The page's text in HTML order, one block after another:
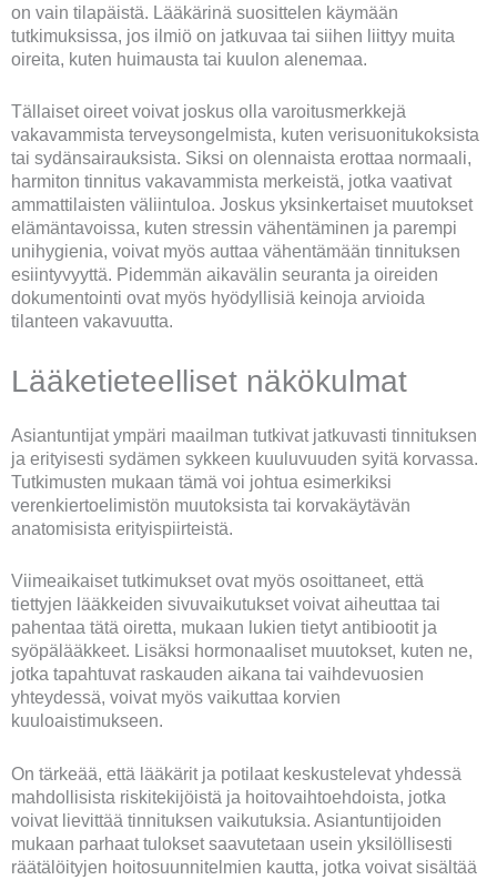
on vain tilapäistä. Lääkärinä suosittelen käymään
tutkimuksissa, jos ilmiö on jatkuvaa tai siihen liittyy muita
oireita, kuten huimausta tai kuulon alenemaa.
Tällaiset oireet voivat joskus olla varoitusmerkkejä
vakavammista terveysongelmista, kuten verisuonitukoksista
tai sydänsairauksista. Siksi on olennaista erottaa normaali,
harmiton tinnitus vakavammista merkeistä, jotka vaativat
ammattilaisten väliintuloa. Joskus yksinkertaiset muutokset
elämäntavoissa, kuten stressin vähentäminen ja parempi
unihygienia, voivat myös auttaa vähentämään tinnituksen
esiintyvyyttä. Pidemmän aikavälin seuranta ja oireiden
dokumentointi ovat myös hyödyllisiä keinoja arvioida
tilanteen vakavuutta.
Lääketieteelliset näkökulmat
Asiantuntijat ympäri maailman tutkivat jatkuvasti tinnituksen
ja erityisesti sydämen sykkeen kuuluvuuden syitä korvassa.
Tutkimusten mukaan tämä voi johtua esimerkiksi
verenkiertoelimistön muutoksista tai korvakäytävän
anatomisista erityispiirteistä.
Viimeaikaiset tutkimukset ovat myös osoittaneet, että
tiettyjen lääkkeiden sivuvaikutukset voivat aiheuttaa tai
pahentaa tätä oiretta, mukaan lukien tietyt antibiootit ja
syöpälääkkeet. Lisäksi hormonaaliset muutokset, kuten ne,
jotka tapahtuvat raskauden aikana tai vaihdevuosien
yhteydessä, voivat myös vaikuttaa korvien
kuuloaistimukseen.
On tärkeää, että lääkärit ja potilaat keskustelevat yhdessä
mahdollisista riskitekijöistä ja hoitovaihtoehdoista, jotka
voivat lievittää tinnituksen vaikutuksia. Asiantuntijoiden
mukaan parhaat tulokset saavutetaan usein yksilöllisesti
räätälöityjen hoitosuunnitelmien kautta, jotka voivat sisältää